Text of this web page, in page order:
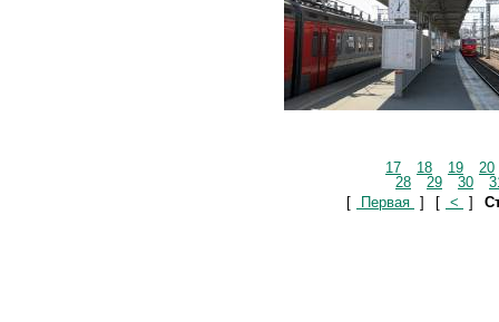
17 18 19
20
28
29 30
[
Первая ] [ < ]